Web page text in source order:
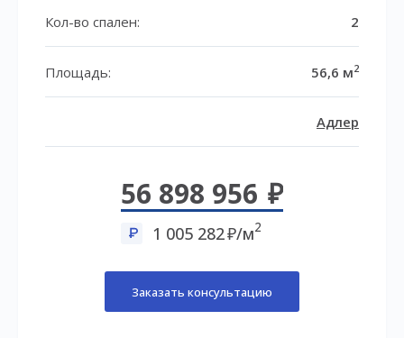
Кол-во спален: 2
Площадь: 56,6 м2
Адлер
56 898 956
1 005 282 /м2
Заказать консультацию